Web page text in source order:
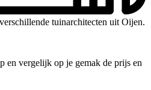
tuinarchitecten uit Oijen.
en vergelijk op je gemak de prijs en